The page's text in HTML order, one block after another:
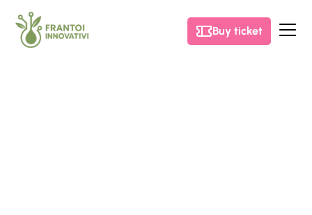
Buy ticket